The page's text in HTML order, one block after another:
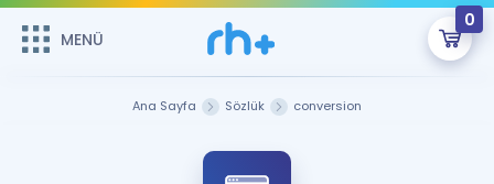
MENÜ
0
Sepetin Şu An Boş.
MENÜ
Ana Sayfa Sözlük conversion